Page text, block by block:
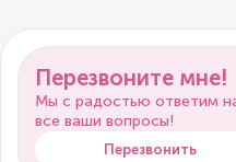
Перезвоните мне!
Мы с радостью ответим
все ваши вопросы!
Перезвонить